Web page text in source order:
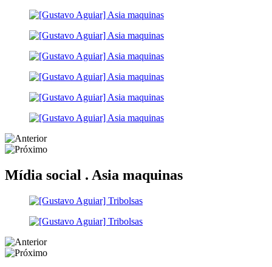
Mídia social . Asia maquinas